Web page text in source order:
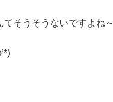
そうそうないですよね～